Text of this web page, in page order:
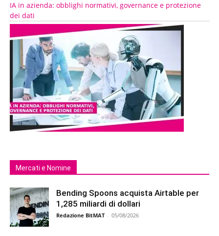
IA in azienda: obblighi normativi, governance e protezione
dei dati
Mercati e Nomine
Bending Spoons acquista Airtable per
1,285 miliardi di dollari
Redazione BitMAT - 05/08/2026